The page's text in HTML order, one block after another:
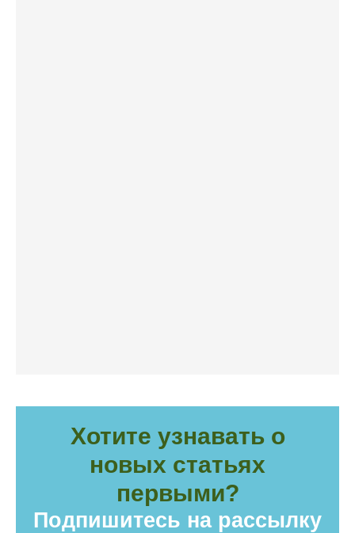
Хотите узнавать о
новых статьях
первыми?
Подпишитесь на рассылку